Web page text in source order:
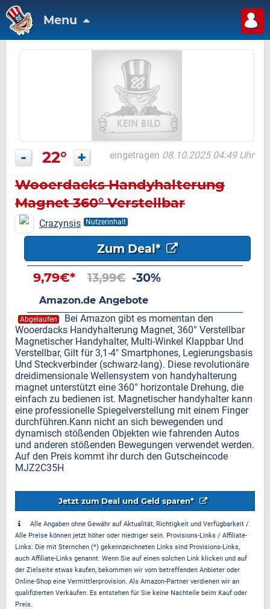
Menu
- 22° + eingetragen 08.10.2025 04:49 Uhr
Wooerdacks Handyhalterung
Magnet 360° Verstellbar
Crazynsis Nutzerinhalt
Zum Deal*
9,79€* 13,99€ -30%
Amazon.de Angebote
Abgelaufen
Bei Amazon gibt es momentan den
Wooerdacks Handyhalterung Magnet, 360° Verstellbar
Magnetischer Handyhalter, Multi-Winkel Klappbar Und
Verstellbar, Gilt für 3,1-4" Smartphones, Legierungsbasis
Und Steckverbinder (schwarz-lang). Diese revolutionäre
dreidimensionale Wellensystem von handyhalterung
magnet unterstützt eine 360° horizontale Drehung, die
einfach zu bedienen ist. Magnetischer handyhalter kann
eine professionelle Spiegelverstellung mit einem Finger
durchführen.Kann nicht an sich bewegenden und
dynamisch stößenden Objekten wie fahrenden Autos
und anderen stößenden Bewegungen verwendet werden.
Auf den Preis kommt ihr durch den Gutscheincode
MJZ2C35H
Jetzt zum Deal und Geld sparen*
Alle Angaben ohne Gewähr auf Aktualität, Richtigkeit und Verfügbarkeit /
Alle Preise können jetzt höher oder niedriger sein. Provisions-Links / Affiliate-
Links: Die mit Sternchen (*) gekennzeichneten Links sind Provisions-Links,
auch Affiliate-Links genannt. Wenn Sie auf einen solchen Link klicken und auf
der Zielseite etwas kaufen, bekommen wir vom betreffenden Anbieter oder
Online-Shop eine Vermittlerprovision. Als Amazon-Partner verdienen wir an
qualifizierten Verkäufen. Es entstehen für Sie keine Nachteile beim Kauf oder
Preis.